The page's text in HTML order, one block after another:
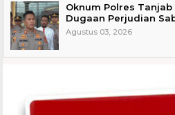
Oknum Polres
Dugaan Perjudian
Agustus 03, 2026